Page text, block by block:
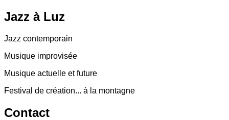
Jazz à Luz
Jazz contemporain
Musique improvisée
Musique actuelle et future
Festival de création... à la montagne
Contact